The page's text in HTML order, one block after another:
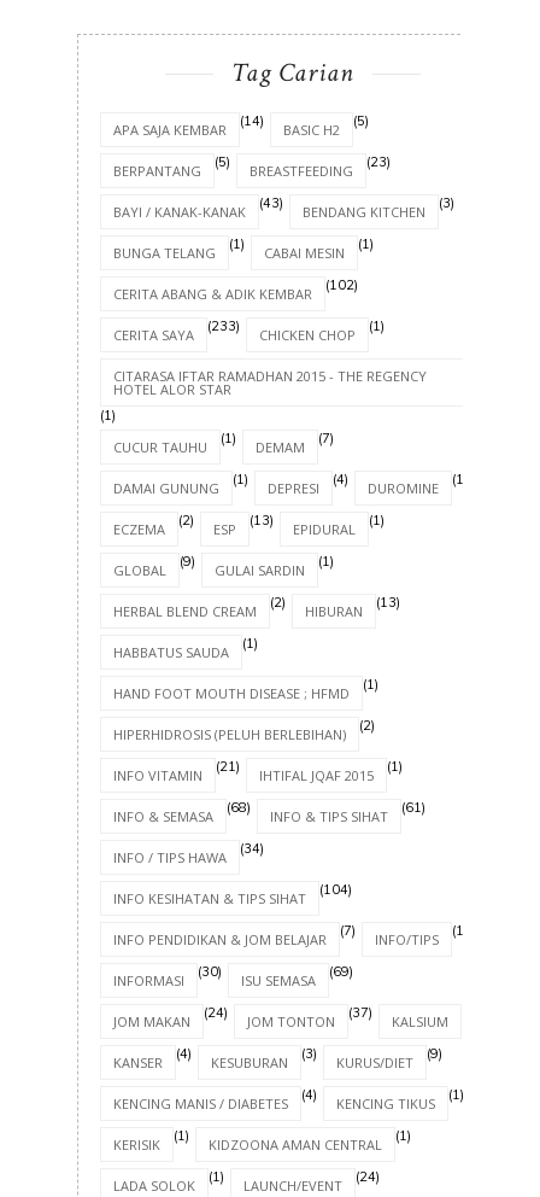
Tag Carian
APA SAJA KEMBAR (14) BASIC H2 (5)
BERPANTANG (5) BREASTFEEDING (23)
BAYI / KANAK-KANAK (43) BENDANG KITCHEN (3)
BUNGA TELANG (1) CABAI MESIN (1)
CERITA ABANG & ADIK KEMBAR (102)
CERITA SAYA (233) CHICKEN CHOP (1)
CITARASA IFTAR RAMADHAN 2015 - THE REGENCY
HOTEL ALOR STAR
(1)
CUCUR TAUHU (1) DEMAM (7)
DAMAI GUNUNG (1) DEPRESI (4) DUROMINE (1)
ECZEMA (2) ESP (13) EPIDURAL (1)
GLOBAL (9) GULAI SARDIN (1)
HERBAL BLEND CREAM (2) HIBURAN (13)
HABBATUS SAUDA (1)
HAND FOOT MOUTH DISEASE ; HFMD (1)
HIPERHIDROSIS (PELUH BERLEBIHAN) (2)
INFO VITAMIN (21) IHTIFAL JQAF 2015 (1)
INFO & SEMASA (68) INFO & TIPS SIHAT (61)
INFO / TIPS HAWA (34)
INFO KESIHATAN & TIPS SIHAT (104)
INFO PENDIDIKAN & JOM BELAJAR (7) INFO/TIPS (17)
INFORMASI (30) ISU SEMASA (69)
JOM MAKAN (24) JOM TONTON (37) KALSIUM
KANSER (4) KESUBURAN (3) KURUS/DIET (9)
KENCING MANIS / DIABETES (4) KENCING TIKUS (1)
KERISIK (1) KIDZOONA AMAN CENTRAL (1)
LADA SOLOK (1) LAUNCH/EVENT (24)